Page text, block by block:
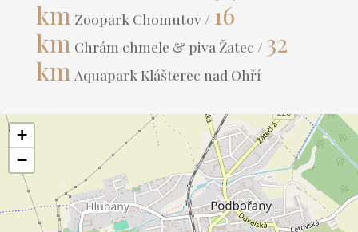
km Zoopark Chomutov / 16
km Chrám chmele & piva Žatec / 32
km Aquapark Klášterec nad Ohří
+
−